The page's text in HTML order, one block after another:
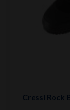
Cressi Rock